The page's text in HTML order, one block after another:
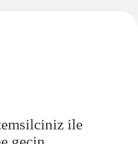
ile